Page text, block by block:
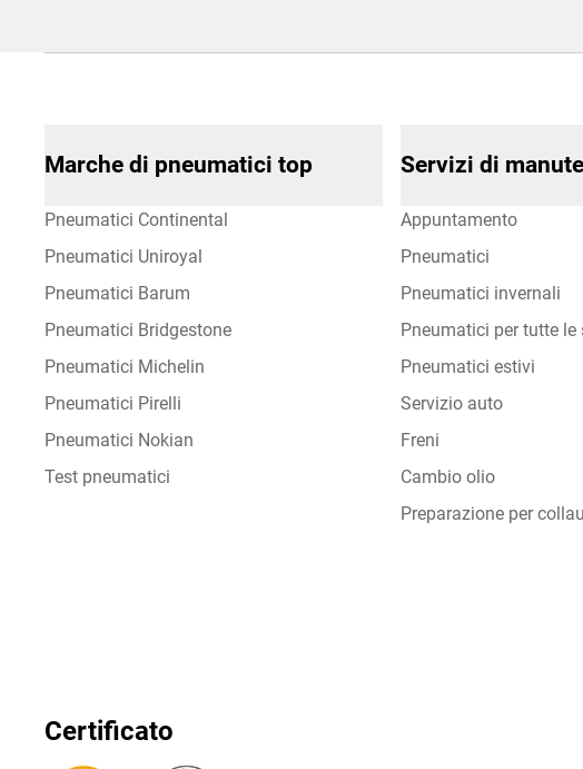
Marche di pneumatici top
Pneumatici Continental
Pneumatici Uniroyal
Pneumatici Barum
Pneumatici Bridgestone
Pneumatici Michelin
Pneumatici Pirelli
Pneumatici Nokian
Test pneumatici
Servizi di
Appuntamento
Pneumatici
Pneumatici invernali
Pneumatici per tutte le
Pneumatici estivi
Servizio auto
Freni
Cambio olio
Preparazione per
Certificato